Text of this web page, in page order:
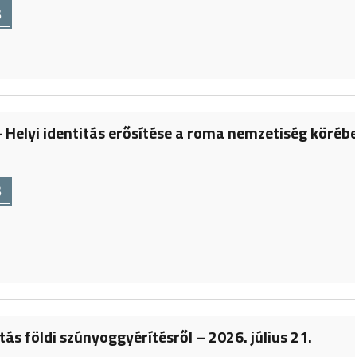
Helyi identitás erősítése a roma nemzetiség
földi szúnyoggyérítésről – 2026. július 21.